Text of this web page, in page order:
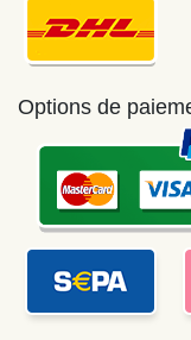
Options de